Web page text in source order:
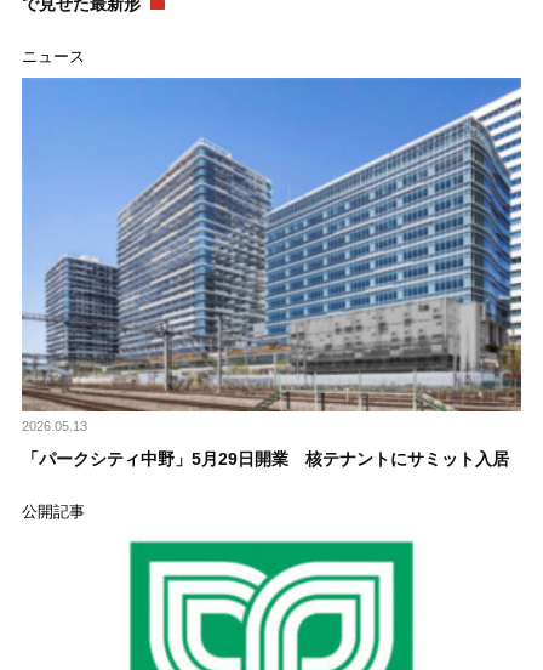
ニュース
2026.05.13
「パークシティ中野」5月29日開業 核テナントにサミット入居
公開記事